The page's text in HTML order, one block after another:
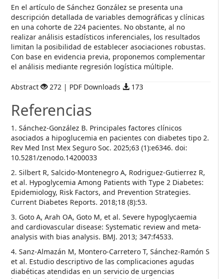
En el artículo de Sánchez González se presenta una
descripción detallada de variables demográficas y clínicas
en una cohorte de 224 pacientes. No obstante, al no
realizar análisis estadísticos inferenciales, los resultados
limitan la posibilidad de establecer asociaciones robustas.
Con base en evidencia previa, proponemos complementar
el análisis mediante regresión logística múltiple.
Abstract 272 | PDF Downloads 173
Referencias
1. Sánchez-González B. Principales factores clínicos
asociados a hipoglucemia en pacientes con diabetes tipo 2.
Rev Med Inst Mex Seguro Soc. 2025;63 (1):e6346. doi:
10.5281/zenodo.14200033
2. Silbert R, Salcido-Montenegro A, Rodriguez-Gutierrez R,
et al. Hypoglycemia Among Patients with Type 2 Diabetes:
Epidemiology, Risk Factors, and Prevention Strategies.
Current Diabetes Reports. 2018;18 (8):53.
3. Goto A, Arah OA, Goto M, et al. Severe hypoglycaemia
and cardiovascular disease: Systematic review and meta-
analysis with bias analysis. BMJ. 2013; 347:f4533.
4. Sanz-Almazán M, Montero-Carretero T, Sánchez-Ramón S
et al. Estudio descriptivo de las complicaciones agudas
diabéticas atendidas en un servicio de urgencias